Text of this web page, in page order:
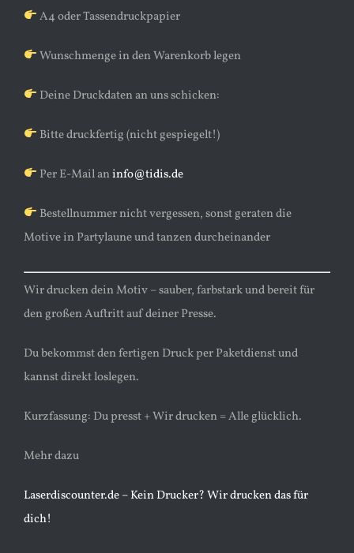
A4 oder Tassendruckpapier
Wunschmenge in den Warenkorb legen
Deine Druckdaten an uns schicken:
Bitte druckfertig (nicht gespiegelt!)
Per E-Mail aninfo@tidis.de
Bestellnummer nicht vergessen, sonst geraten die
Motive in Partylaune und tanzen durcheinander
Wir drucken dein Motiv – sauber, farbstark und bereit für
den großen Auftritt auf deiner Presse.
Du bekommst den fertigen Druck per Paketdienst und
kannst direkt loslegen.
Kurzfassung: Du presst + Wir drucken = Alle glücklich.
Mehr dazu
Laserdiscounter.de – Kein Drucker? Wir drucken das für
dich!